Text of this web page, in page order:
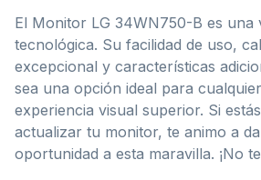
El Monitor LG 34WN750-B es una
tecnológica. Su facilidad de uso,
excepcional y características
sea una opción ideal para
experiencia visual superior. Si
actualizar tu monitor, te animo a
oportunidad a esta maravilla. ¡No